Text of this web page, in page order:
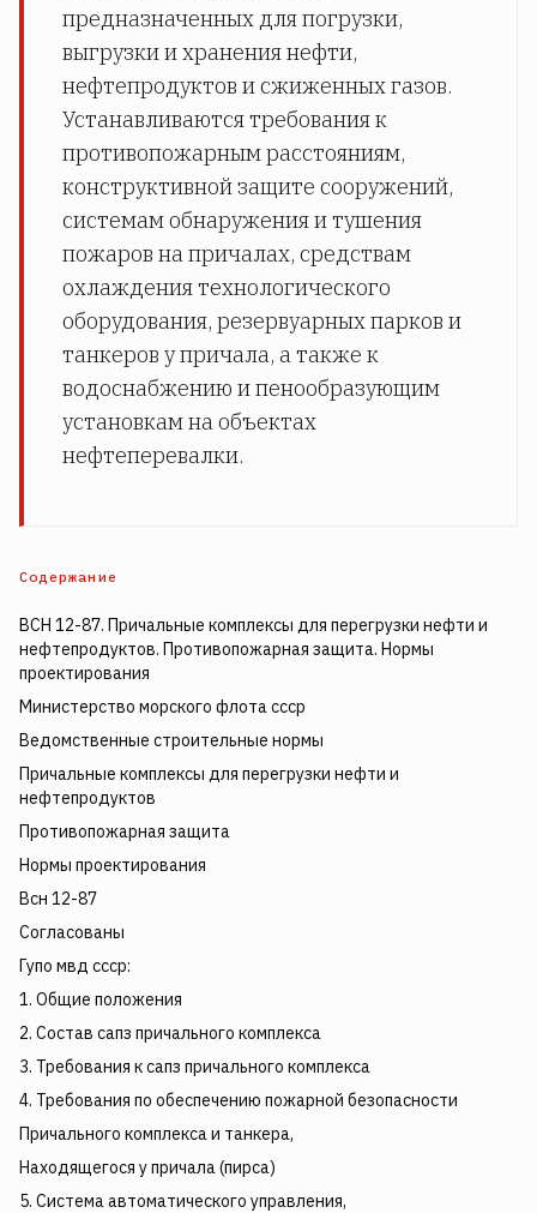
предназначенных для погрузки,
выгрузки и хранения нефти,
нефтепродуктов и сжиженных газов.
Устанавливаются требования к
противопожарным расстояниям,
конструктивной защите сооружений,
системам обнаружения и тушения
пожаров на причалах, средствам
охлаждения технологического
оборудования, резервуарных парков и
танкеров у причала, а также к
водоснабжению и пенообразующим
установкам на объектах
нефтеперевалки.
Содержание
ВСН 12-87. Причальные комплексы для перегрузки нефти и
нефтепродуктов. Противопожарная защита. Нормы
проектирования
Министерство морского флота ссср
Ведомственные строительные нормы
Причальные комплексы для перегрузки нефти и
нефтепродуктов
Противопожарная защита
Нормы проектирования
Всн 12-87
Согласованы
Гупо мвд ссср:
1. Общие положения
2. Состав сапз причального комплекса
3. Требования к сапз причального комплекса
4. Требования по обеспечению пожарной безопасности
Причального комплекса и танкера,
Находящегося у причала (пирса)
5. Система автоматического управления,